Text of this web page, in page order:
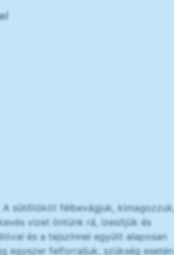
sütőtököt félbevágjuk, kimagozzuk,
vizet öntünk rá, ízesítjük és
és a tejszínnel együtt alaposan
egyszer felforraljuk, szükség esetén